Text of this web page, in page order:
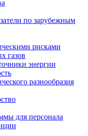
по зарубежным
рисками
газов
энергии
разнообразия
для персонала